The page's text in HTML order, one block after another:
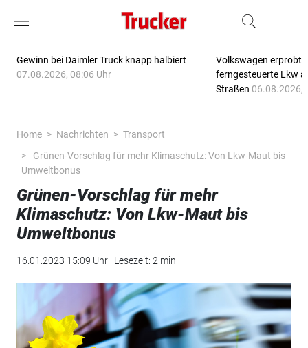
Gewinn bei Daimler Truck knapp halbiert
07.08.2026, 08:06 Uhr
Volkswagen erprobt
ferngesteuerte Lkw
Straßen 06.08.2026,
Home Nachrichten
Transport
Grünen-Vorschlag für mehr Klimaschutz: Von Lkw-Maut bis
Umweltbonus
Grünen-Vorschlag für mehr
Klimaschutz: Von Lkw-Maut bis
Umweltbonus
16.01.2023 15:09 Uhr | Lesezeit: 2 min